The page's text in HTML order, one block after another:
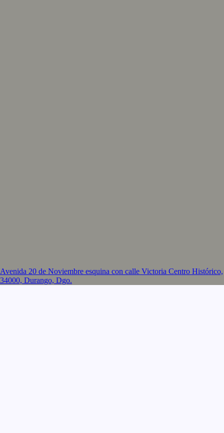
Avenida 20 de Noviembre esquina con calle Victoria Centro Histórico,
34000, Durango, Dgo.